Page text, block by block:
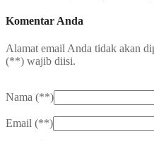
Komentar Anda
Alamat email Anda tidak akan
(**) wajib diisi.
Nama (**)
Email (**)